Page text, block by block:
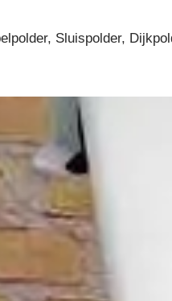
Sluispolder,